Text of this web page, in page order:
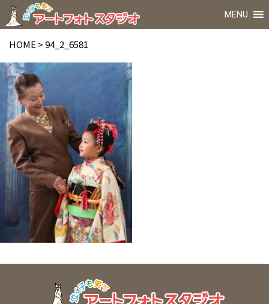
MENU
HOME >94_2_6581